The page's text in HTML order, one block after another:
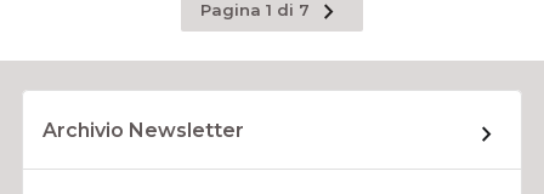
Pagina 1 di 7
Pagina
successiva
Archivio Newsletter